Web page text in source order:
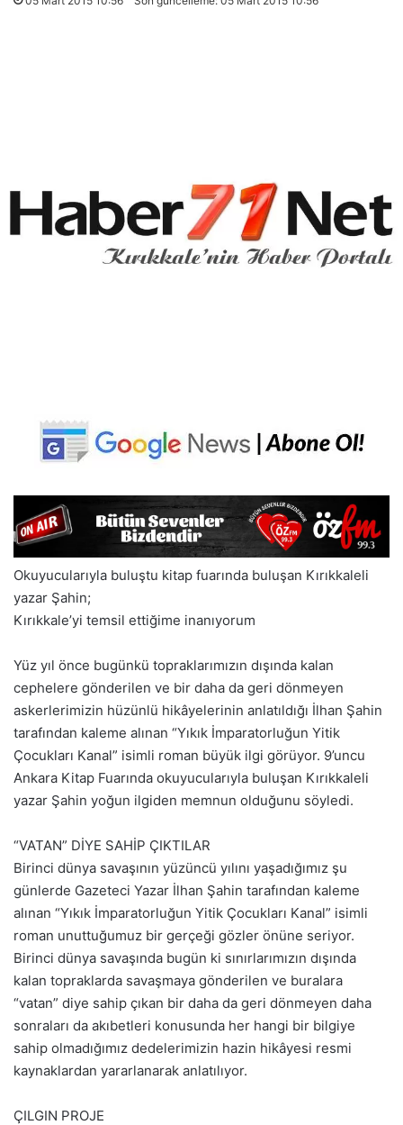
Okuyucularıyla buluştu kitap fuarında buluşan Kırıkkaleli
yazar Şahin;
Kırıkkale’yi temsil ettiğime inanıyorum
Yüz yıl önce bugünkü topraklarımızın dışında kalan
cephelere gönderilen ve bir daha da geri dönmeyen
askerlerimizin hüzünlü hikâyelerinin anlatıldığı İlhan Şahin
tarafından kaleme alınan “Yıkık İmparatorluğun Yitik
Çocukları Kanal” isimli roman büyük ilgi görüyor. 9’uncu
Ankara Kitap Fuarında okuyucularıyla buluşan Kırıkkaleli
yazar Şahin yoğun ilgiden memnun olduğunu söyledi.
“VATAN” DİYE SAHİP ÇIKTILAR
Birinci dünya savaşının yüzüncü yılını yaşadığımız şu
günlerde Gazeteci Yazar İlhan Şahin tarafından kaleme
alınan “Yıkık İmparatorluğun Yitik Çocukları Kanal” isimli
roman unuttuğumuz bir gerçeği gözler önüne seriyor.
Birinci dünya savaşında bugün ki sınırlarımızın dışında
kalan topraklarda savaşmaya gönderilen ve buralara
“vatan” diye sahip çıkan bir daha da geri dönmeyen daha
sonraları da akıbetleri konusunda her hangi bir bilgiye
sahip olmadığımız dedelerimizin hazin hikâyesi resmi
kaynaklardan yararlanarak anlatılıyor.
ÇILGIN PROJE